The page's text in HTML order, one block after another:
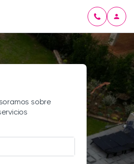
sobre